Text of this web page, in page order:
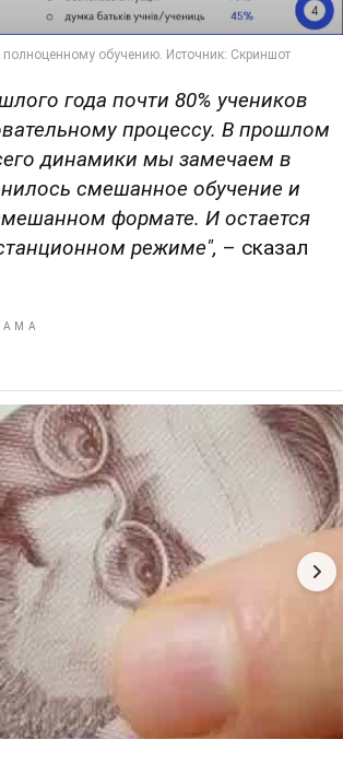
года почти 80% учеников
процессу. В прошлом
динамики мы замечаем в
смешанное обучение и
формате. И остается
режиме", – сказал